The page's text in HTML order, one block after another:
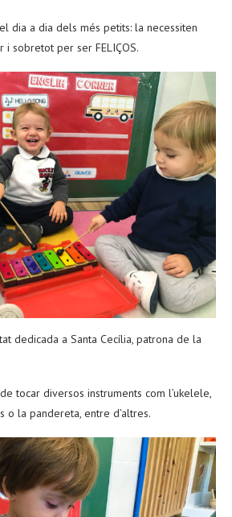
dia a dia dels més petits: la necessiten
sobretot per ser FELIÇOS.
dedicada a Santa Cecília, patrona de la
tocar diversos instruments com l’ukelele,
o la pandereta, entre d’altres.